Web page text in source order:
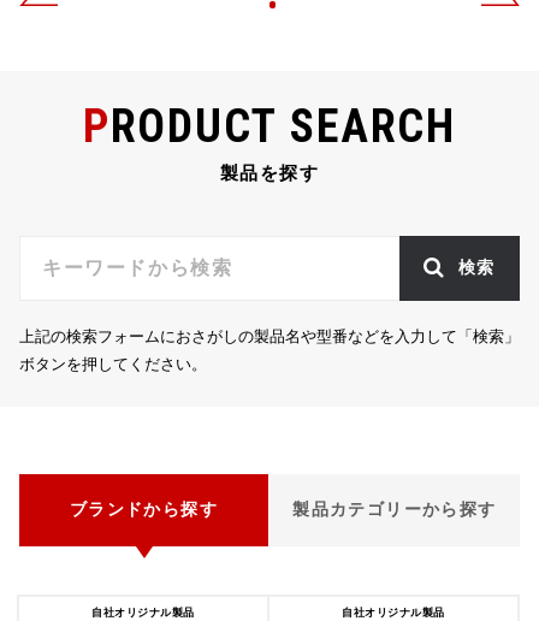
PRODUCT SEARCH
製品を探す
検索
上記の検索フォームにおさがしの製品名や型番などを入力して「検索」
ボタンを押してください。
ブランドから探す 製品カテゴリーから探す
自社オリジナル製品 自社オリジナル製品